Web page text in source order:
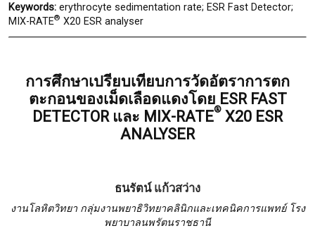
Keywords: erythrocyte sedimentation rate; ESR Fast Detector;
MIX-RATE® X20 ESR analyser
การศึกษาเปรียบเทียบการวัดอัตราการตก
ตะกอนของเม็ดเลือดแดงโดย ESR FAST
DETECTOR และ MIX-RATE® X20 ESR
ANALYSER
ธนรัตน์ แก้วสว่าง
งานโลหิตวิทยา กลุ่มงานพยาธิวิทยาคลินิกและเทคนิคการแพทย์ โรง
พยาบาลนพรัตนราชธานี